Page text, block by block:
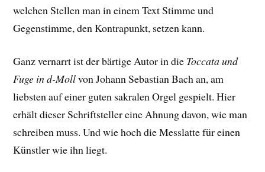
welchen Stellen man in einem Text Stimme und
Gegenstimme, den Kontrapunkt, setzen kann.
Ganz vernarrt ist der bärtige Autor in die Toccata und
Fuge in d-Mollvon Johann Sebastian Bach an, am
liebsten auf einer guten sakralen Orgel gespielt. Hier
erhält dieser Schriftsteller eine Ahnung davon, wie man
schreiben muss. Und wie hoch die Messlatte für einen
Künstler wie ihn liegt.